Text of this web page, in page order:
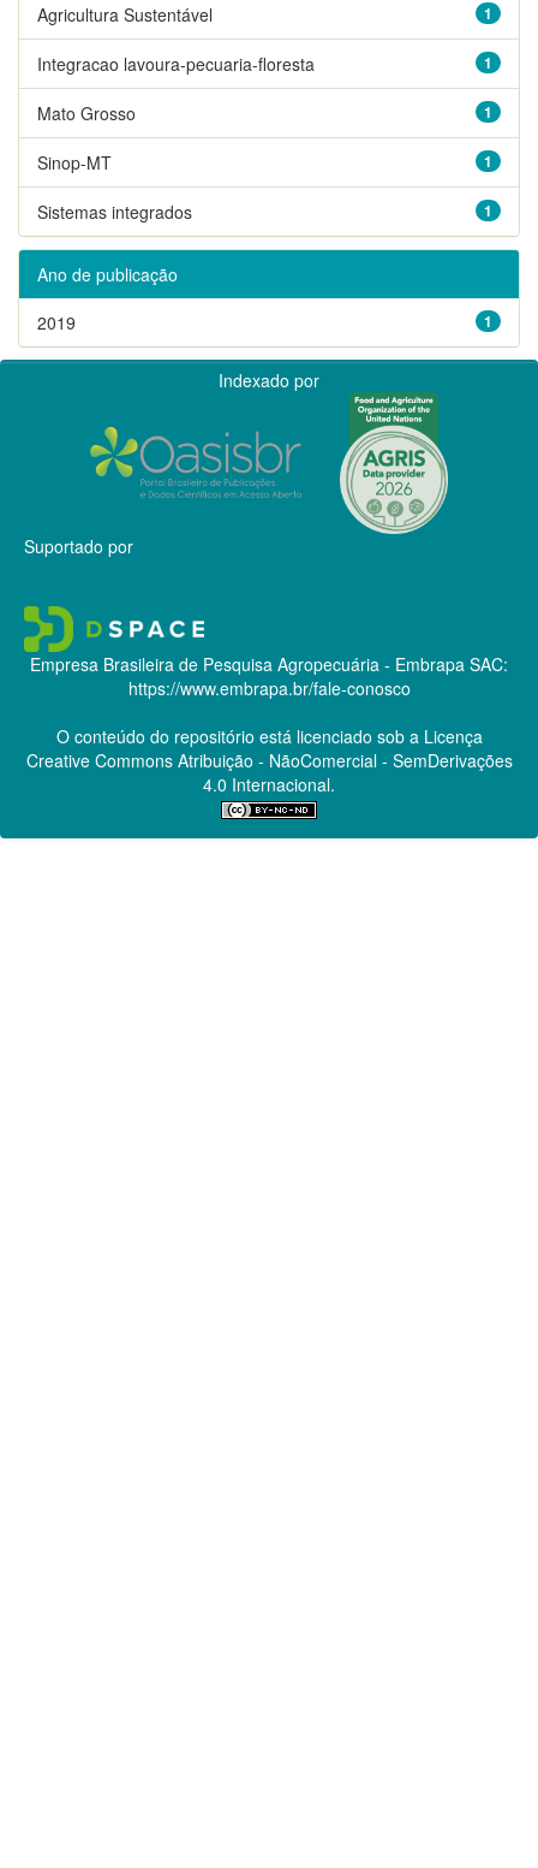
1
Agricultura Sustentável
1
Integracao lavoura-pecuaria-floresta
1
Mato Grosso
1
Sinop-MT
1
Sistemas integrados
Ano de publicação
1
2019
Indexado por
Suportado por
Empresa Brasileira de Pesquisa Agropecuária - Embrapa SAC:
https://www.embrapa.br/fale-conosco
O conteúdo do repositório está licenciado sob a Licença
Creative CommonsAtribuição - NãoComercial - SemDerivações
4.0 Internacional.